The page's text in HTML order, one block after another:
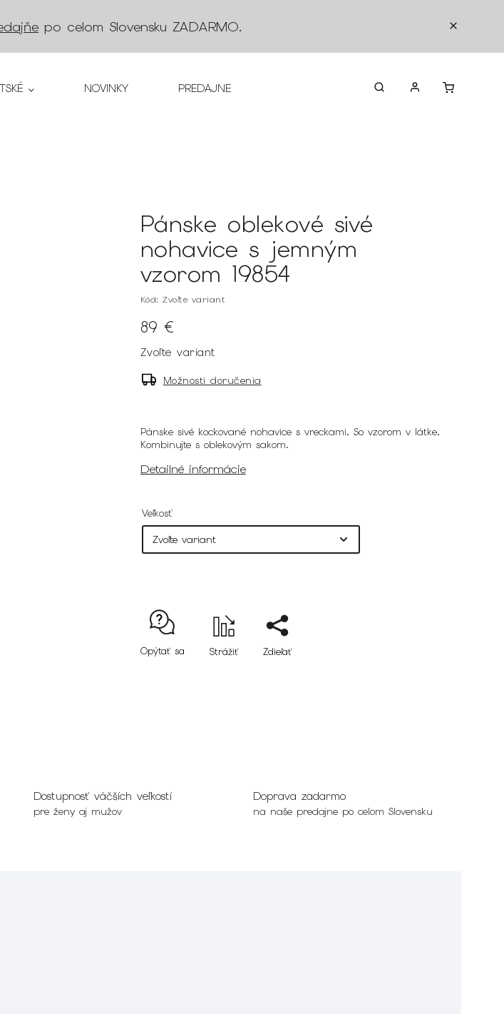
po celom Slovensku ZADARMO.
NOVINKY PREDAJNE KONTAKTY
Pánske oblekové sivé
nohavice s jemným
vzorom 19854
Kód: Zvoľte variant
89 €
Zvoľte variant
Možnosti doručenia
Pánske sivé kockované nohavice s vreckami. So vzorom v látke.
Kombinujte s oblekovým sakom.
Detailné informácie
Veľkosť
Opýtať sa Strážiť Zdieľať
Dostupnosť väčších veľkostí
pre ženy aj mužov
Doprava zadarmo
na naše predajne po celom Slovensku